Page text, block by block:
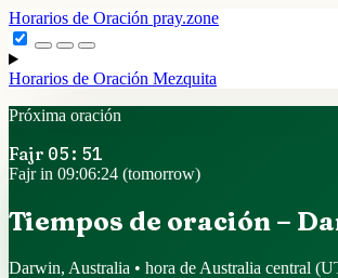
Horarios de Oración pray.zone
Horarios de Oración Mezquita
Próxima oración
Fajr 05:51
Fajr in 09:06:23 (tomorrow)
Tiempos de oración –
Darwin, Australia • hora de Australia central